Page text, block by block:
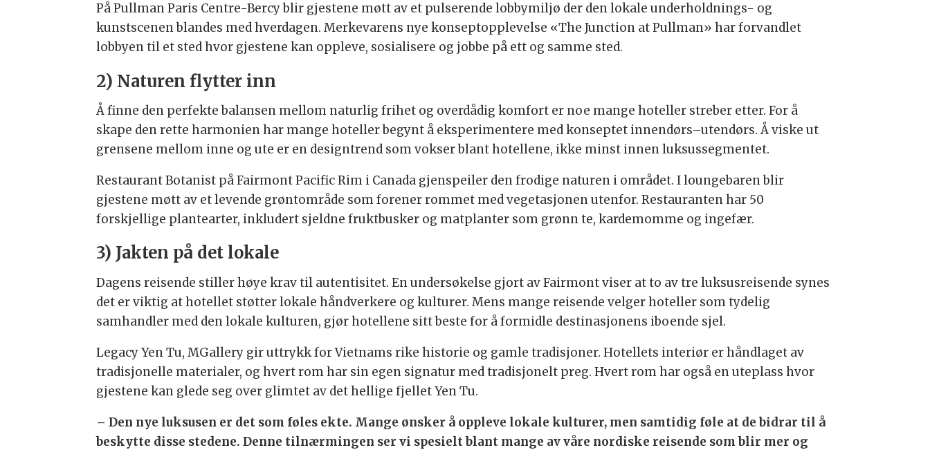
På Pullman Paris Centre-Bercy blir gjestene møtt av et pulserende lobbymiljø der den lokale underholdnings- og
kunstscenen blandes med hverdagen. Merkevarens nye konseptopplevelse «The Junction at Pullman» har forvandlet
lobbyen til et sted hvor gjestene kan oppleve, sosialisere og jobbe på ett og samme sted.
2) Naturen flytter inn
Å finne den perfekte balansen mellom naturlig frihet og overdådig komfort er noe mange hoteller streber etter. For å
skape den rette harmonien har mange hoteller begynt å eksperimentere med konseptet innendørs–utendørs. Å viske ut
grensene mellom inne og ute er en designtrend som vokser blant hotellene, ikke minst innen luksussegmentet.
Restaurant Botanist på Fairmont Pacific Rim i Canada gjenspeiler den frodige naturen i området. I loungebaren blir
gjestene møtt av et levende grøntområde som forener rommet med vegetasjonen utenfor. Restauranten har 50
forskjellige plantearter, inkludert sjeldne fruktbusker og matplanter som grønn te, kardemomme og ingefær.
3) Jakten på det lokale
Dagens reisende stiller høye krav til autentisitet. En undersøkelse gjort av Fairmont viser at to av tre luksusreisende synes
det er viktig at hotellet støtter lokale håndverkere og kulturer. Mens mange reisende velger hoteller som tydelig
samhandler med den lokale kulturen, gjør hotellene sitt beste for å formidle destinasjonens iboende sjel.
Legacy Yen Tu, MGallery gir uttrykk for Vietnams rike historie og gamle tradisjoner. Hotellets interiør er håndlaget av
tradisjonelle materialer, og hvert rom har sin egen signatur med tradisjonelt preg. Hvert rom har også en uteplass hvor
gjestene kan glede seg over glimtet av det hellige fjellet Yen Tu.
– Den nye luksusen er det som føles ekte. Mange ønsker å oppleve lokale kulturer, men samtidig føle at de bidrar til å
beskytte disse stedene. Denne tilnærmingen ser vi spesielt blant mange av våre nordiske reisende som blir mer og